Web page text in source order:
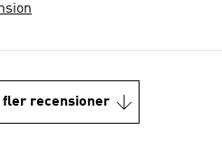
fler recensioner